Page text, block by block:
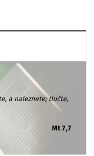
a naleznete; tlučte,
Mt 7,7